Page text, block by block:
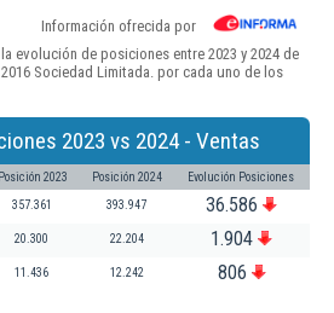
Información ofrecida por
evolución de posiciones entre 2023 y 2024 de
Sociedad Limitada. por cada uno de los
2023 vs 2024 - Ventas
Posición 2023 Posición 2024 Evolución Posiciones
357.361 393.947 36.586
20.300 22.204 1.904
11.436 12.242 806